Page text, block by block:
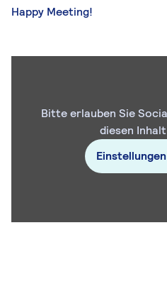
Happy Meeting!
Bitte erlauben Sie
diesen